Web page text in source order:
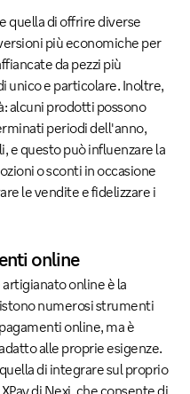
quella di offrire diverse
più economiche per
da pezzi più
unico e particolare. Inoltre,
alcuni prodotti possono
periodi dell'anno,
e questo può influenzare la
o sconti in occasione
le vendite e fidelizzare i
online
online è la
numerosi strumenti
online, ma è
alle proprie esigenze.
di integrare sul proprio
di Nexi, che consente di